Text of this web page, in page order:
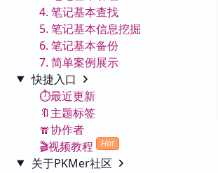
4. 笔记基本查找
5. 笔记基本信息挖掘
6. 笔记基本备份
7. 简单案例展示
快捷入口
⏱️最近更新
🔖主题标签
🧣协作者
🎬视频教程
Hot
关于PKMer社区